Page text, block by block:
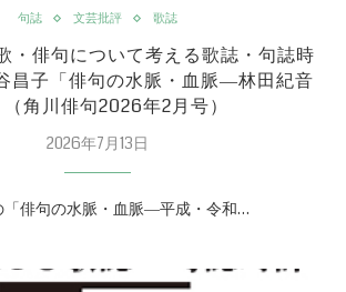
句誌 文芸批評 歌誌
・俳句について考える歌誌・句誌時
昌子「俳句の水脈・血脈―林田紀音
角川俳句2026年2月号）
2026年7月13日
俳句の水脈・血脈―平成・令和…